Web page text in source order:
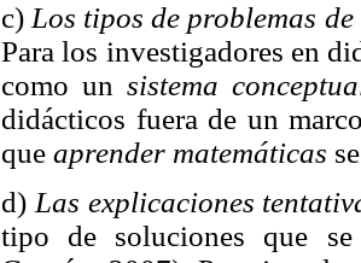
c) Los tipos de problemas
Para los investigadores en
como un sistema
didácticos fuera de un
que aprender matemáticas
d) Las explicaciones
tipo de soluciones que